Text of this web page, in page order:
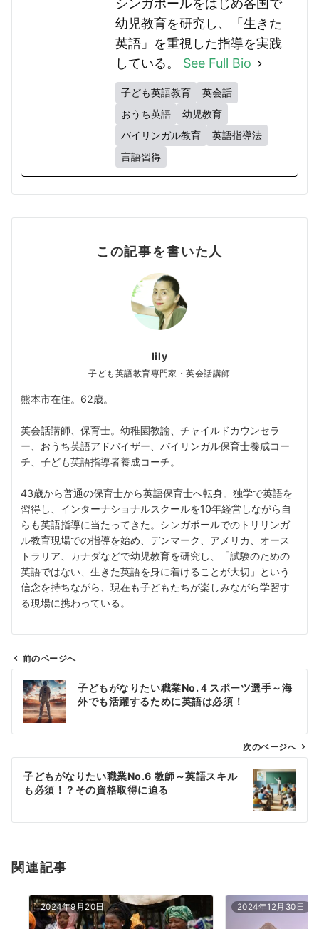
シンガポールをはじめ各国で
幼児教育を研究し、「生きた
英語」を重視した指導を実践
している。 See Full Bio
子ども英語教育
英会話
おうち英語
幼児教育
バイリンガル教育
英語指導法
言語習得
この記事を書いた人
lily
子ども英語教育専門家・英会話講師
熊本市在住。62歳。
英会話講師、保育士。幼稚園教諭、チャイルドカウンセラ
ー、おうち英語アドバイザー、バイリンガル保育士養成コー
チ、子ども英語指導者養成コーチ。
43歳から普通の保育士から英語保育士へ転身。独学で英語を
習得し、インターナショナルスクールを10年経営しながら自
らも英語指導に当たってきた。シンガポールでのトリリンガ
ル教育現場での指導を始め、デンマーク、アメリカ、オース
トラリア、カナダなどで幼児教育を研究し、「試験のための
英語ではない、生きた英語を身に着けることが大切」という
信念を持ちながら、現在も子どもたちが楽しみながら学習す
る現場に携わっている。
ビ
ン
前のページへ
子どもがなりたい職業No.４スポーツ選手～海
外でも活躍するために英語は必須！
次のページへ
子どもがなりたい職業No.6 教師～英語スキル
も必須！？その資格取得に迫る
関連記事
2024年9月20日 2024年12月30日